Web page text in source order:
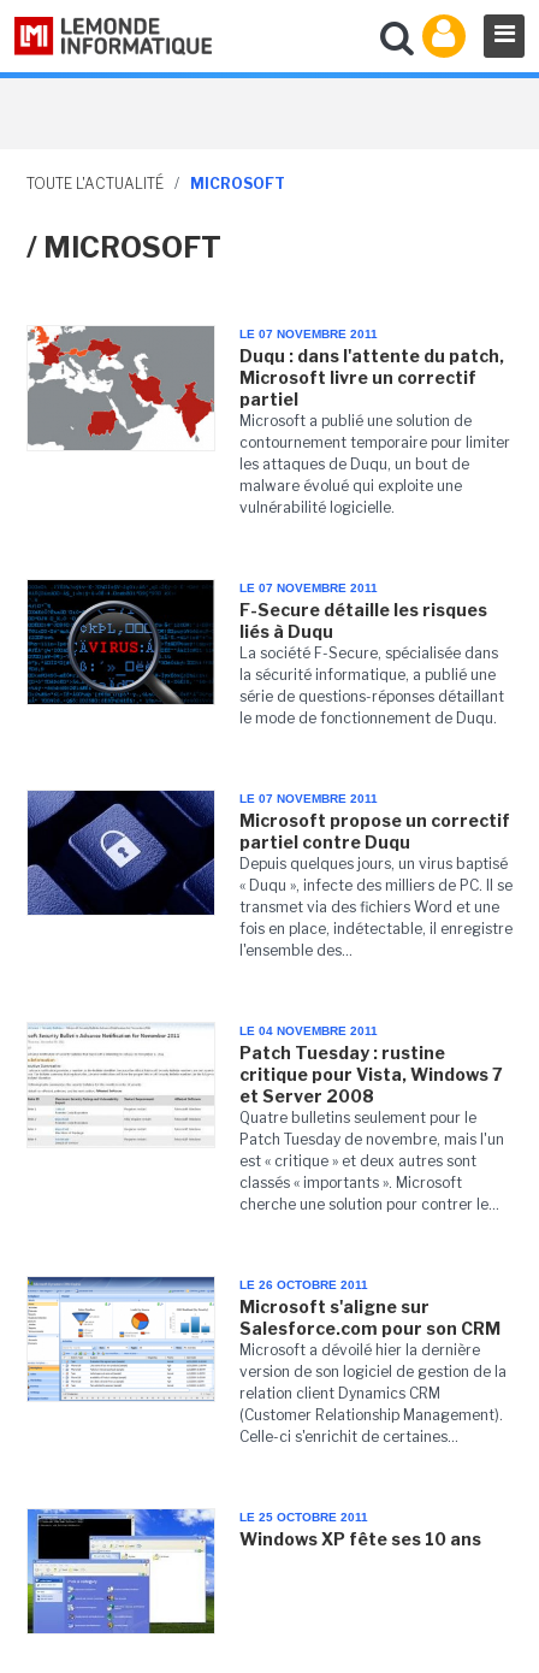
TOUTE L'ACTUALITÉ / MICROSOFT
/ MICROSOFT
LE 07 NOVEMBRE 2011
Duqu : dans l'attente du patch,
Microsoft livre un correctif
partiel
Microsoft a publié une solution de
contournement temporaire pour limiter
les attaques de Duqu, un bout de
malware évolué qui exploite une
vulnérabilité logicielle.
LE 07 NOVEMBRE 2011
F-Secure détaille les risques
liés à Duqu
La société F-Secure, spécialisée dans
la sécurité informatique, a publié une
série de questions-réponses détaillant
le mode de fonctionnement de Duqu.
LE 07 NOVEMBRE 2011
Microsoft propose un correctif
partiel contre Duqu
Depuis quelques jours, un virus baptisé
« Duqu », infecte des milliers de PC. Il se
transmet via des fichiers Word et une
fois en place, indétectable, il enregistre
l'ensemble des...
LE 04 NOVEMBRE 2011
Patch Tuesday : rustine
critique pour Vista, Windows 7
et Server 2008
Quatre bulletins seulement pour le
Patch Tuesday de novembre, mais l'un
est « critique » et deux autres sont
classés « importants ». Microsoft
cherche une solution pour contrer le...
LE 26 OCTOBRE 2011
Microsoft s'aligne sur
Salesforce.com pour son CRM
Microsoft a dévoilé hier la dernière
version de son logiciel de gestion de la
relation client Dynamics CRM
(Customer Relationship Management).
Celle-ci s'enrichit de certaines...
LE 25 OCTOBRE 2011
Windows XP fête ses 10 ans